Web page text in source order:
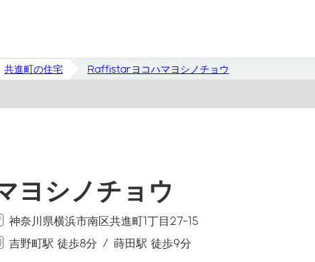
共進町の住宅 Raffistarヨコハマヨシノチョウ
シノチョウ
神奈川県横浜市南区共進町1丁目27-15
吉野町駅 徒歩8分
蒔田駅 徒歩9分